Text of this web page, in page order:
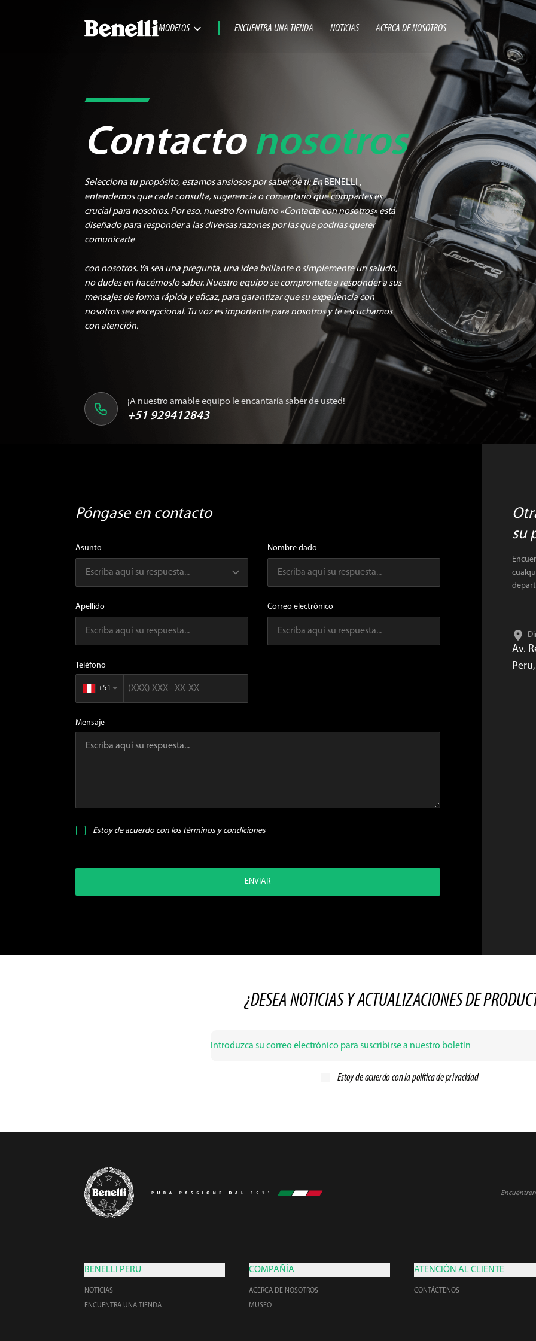
MODELOS ENCUENTRA UNA TIENDA NOTICIAS ACERCA DE NOSOTROS
Contacto nosotros
Selecciona tu propósito, estamos ansiosos por saber de ti: EnBENELLI ,
entendemos que cada consulta, sugerencia o comentario que compartes es
crucial para nosotros. Por eso, nuestro formulario «Contacta con nosotros» está
diseñado para responder a las diversas razones por las que podrías querer
comunicarte
con nosotros. Ya sea una pregunta, una idea brillante o simplemente un saludo,
no dudes en hacérnoslo saber. Nuestro equipo se compromete a responder a sus
mensajes de forma rápida y eficaz, para garantizar que su experiencia con
nosotros sea excepcional. Tu voz es importante para nosotros y te escuchamos
con atención.
¡A nuestro amable equipo le encantaría saber de usted!
+51 929412843
Póngase en contacto
Asunto Nombre dado
Apellido Correo electrónico
Teléfono
+51 ▼
Mensaje
Estoy de acuerdo con los términos y condiciones
ENVIAR
otras opciones de contacto en
su
Av.
¿DESEA NOTICIAS Y ACTUALIZACIONES DE
Estoy de acuerdo con lapolítica de privacidad
BENELLI PERU
NOTICIAS
ENCUENTRA UNA TIENDA
COMPAÑÍA
ACERCA DE NOSOTROS
MUSEO
ATENCIÓN AL CLIENTE
CONTÁCTENOS